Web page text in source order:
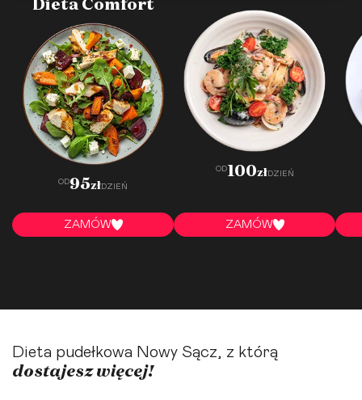
OD95zł DZIEŃ
ZAMÓW
· · ·
OD100złDZIEŃ
ZAMÓW
Dieta pudełkowa Nowy Sącz, z którą
dostajesz więcej!